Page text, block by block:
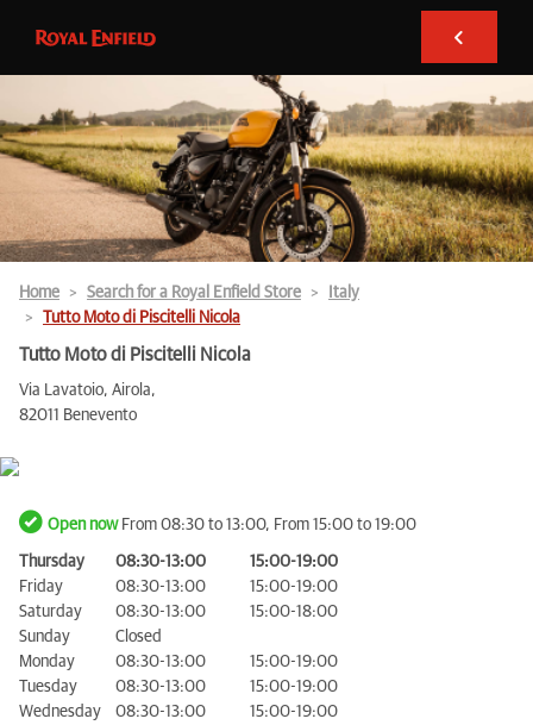
Home Search for a Royal Enfield Store
Italy
Tutto Moto di Piscitelli Nicola
Tutto Moto di Piscitelli Nicola
Via Lavatoio, Airola,
82011 Benevento
Open nowFrom 08:30 to 13:00, From 15:00 to 19:00
Thursday 08:30-13:00
15:00-19:00
Friday
08:30-13:00
15:00-19:00
Saturday
08:30-13:00
15:00-18:00
Sunday
Closed
Monday
08:30-13:00
15:00-19:00
Tuesday
08:30-13:00
15:00-19:00
Wednesday
08:30-13:00 15:00-19:00